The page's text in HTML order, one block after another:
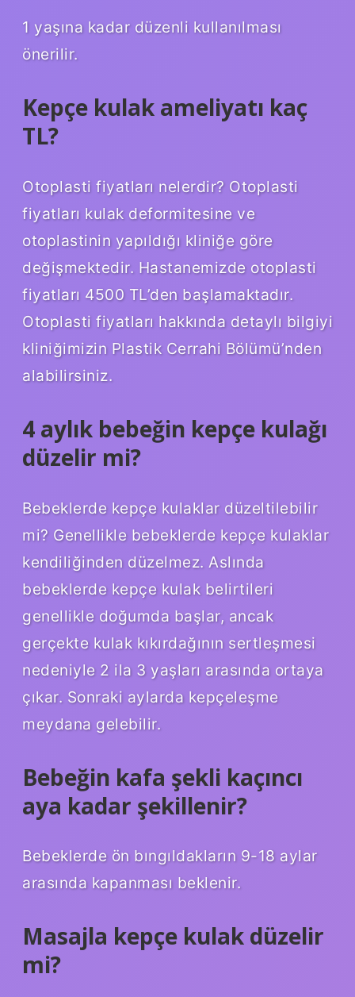
1 yaşına kadar düzenli kullanılması
önerilir.
Kepçe kulak ameliyatı kaç
TL?
Otoplasti fiyatları nelerdir? Otoplasti
fiyatları kulak deformitesine ve
otoplastinin yapıldığı kliniğe göre
değişmektedir. Hastanemizde otoplasti
fiyatları 4500 TL’den başlamaktadır.
Otoplasti fiyatları hakkında detaylı bilgiyi
kliniğimizin Plastik Cerrahi Bölümü’nden
alabilirsiniz.
4 aylık bebeğin kepçe kulağı
düzelir mi?
Bebeklerde kepçe kulaklar düzeltilebilir
mi? Genellikle bebeklerde kepçe kulaklar
kendiliğinden düzelmez. Aslında
bebeklerde kepçe kulak belirtileri
genellikle doğumda başlar, ancak
gerçekte kulak kıkırdağının sertleşmesi
nedeniyle 2 ila 3 yaşları arasında ortaya
çıkar. Sonraki aylarda kepçeleşme
meydana gelebilir.
Bebeğin kafa şekli kaçıncı
aya kadar şekillenir?
Bebeklerde ön bıngıldakların 9-18 aylar
arasında kapanması beklenir.
Masajla kepçe kulak düzelir
mi?